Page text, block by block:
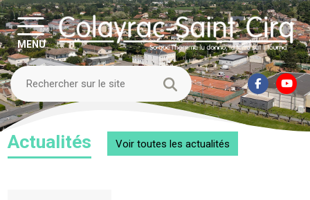
MENU
Actualités Voir toutes les actualités